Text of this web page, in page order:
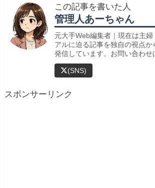
この記事を書いた人
管理人あーちゃん
元大手Web編集者｜現在は主婦
アルに迫る記事を独自の視点か
発信しています。お問い合わせ
(SNS)
スポンサーリンク